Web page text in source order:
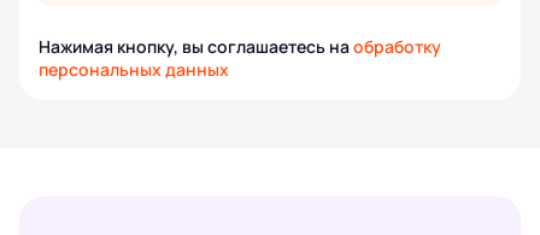
Нажимая кнопку, вы соглашаетесь наобработку
персональных данных